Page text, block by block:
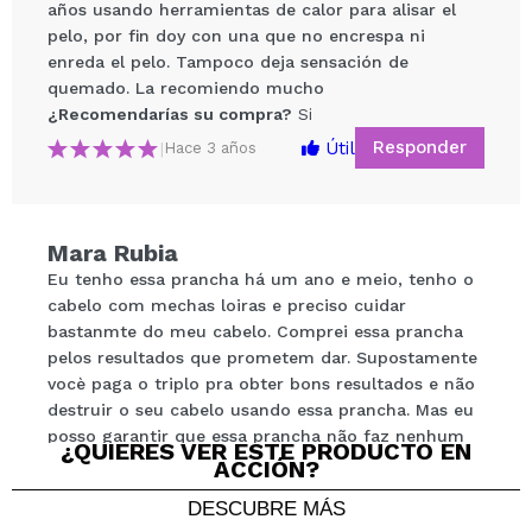
¿Recomendarías su compra? Si No
5/5
ENVIAR
años usando herramientas de calor para alisar el
pelo, por fin doy con una que no encrespa ni
enreda el pelo. Tampoco deja sensación de
quemado. La recomiendo mucho
¿Recomendarías su compra? Si
| Hace 3 años Útil Responder
Mara Rubia
Eu tenho essa prancha há um ano e meio, tenho o
cabelo com mechas loiras e preciso cuidar
bastanmte do meu cabelo. Comprei essa prancha
pelos resultados que prometem dar. Supostamente
vocè paga o triplo pra obter bons resultados e não
destruir o seu cabelo usando essa prancha. Mas eu
posso garantir que essa prancha não faz nenhum
milagre e nada justifica esse preço, quando
comprei paguei ainda mais caro. Muita propaganda
para resultados que justificam esse alto preço. Eu
¿QUIERES VER ESTE PRODUCTO EN
ACCIÓN?
DESCUBRE MÁS